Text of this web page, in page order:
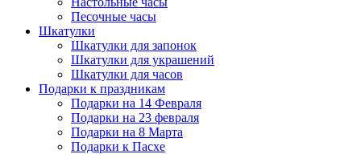
Песочные часы
Шкатулки
Шкатулки для запонок
Шкатулки для украшений
Шкатулки для часов
Подарки к праздникам
Подарки на 14 Февраля
Подарки на 23 февраля
Подарки на 8 Марта
Подарки к Пасхе